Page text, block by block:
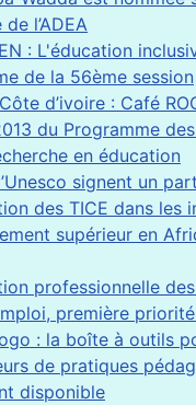
l’ADEA
: L'éducation
de la 56ème session
d’ivoire : Café
du Programme
en éducation
signent un
des TICE dans les
supérieur en
professionnelle
première priorité
: la boîte à outils
de pratiques
disponible